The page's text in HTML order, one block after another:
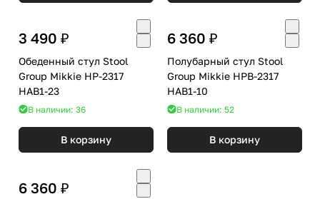
3 490 ₽
Обеденный стул Stool
Group Mikkie HP-2317
HAB1-23
В наличии: 36
В корзину
6 360 ₽
Полубарный стул Stool
Group Mikkie HPB-2317
HAB1-10
В наличии: 52
В корзину
6 360 ₽